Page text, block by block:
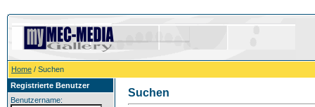
Home / Suchen
Registrierte Benutzer
Benutzername:
Suchen